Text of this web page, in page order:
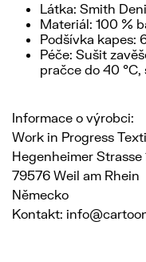
Látka: Smith
Materiál: 100 %
Podšívka kapes:
Péče: Sušit
pračce do 40
Informace o výrobci:
Work in Progress
Hegenheimer Strasse
79576 Weil am Rhein
Německo
Kontakt: